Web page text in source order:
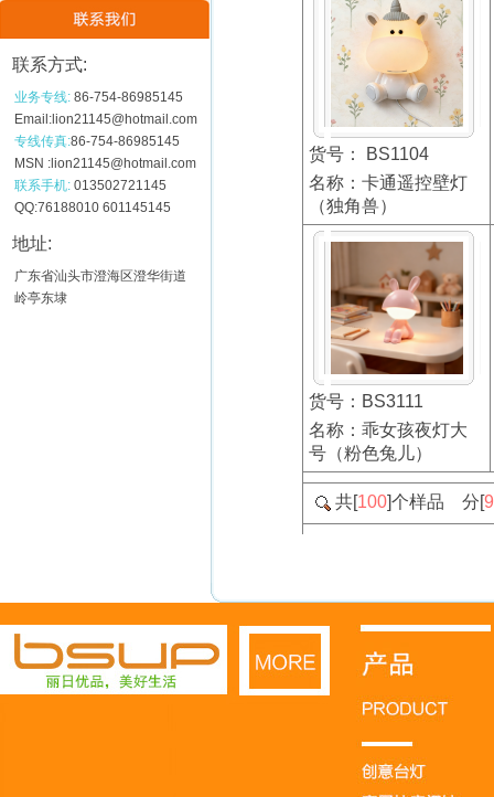
联系方式:
业务专线: 86-754-86985145
Email:lion21145@hotmail.com
专线传真:86-754-86985145
MSN :lion21145@hotmail.com
联系手机: 013502721145
QQ:76188010 601145145
地址:
广东省汕头市澄海区澄华街道
岭亭东埭
货号： BS1104
名称：卡通遥控壁灯
（独角兽）
货号：BS3111
名称：乖女孩夜灯大
号（粉色兔儿）
共[100]个样品 分[9